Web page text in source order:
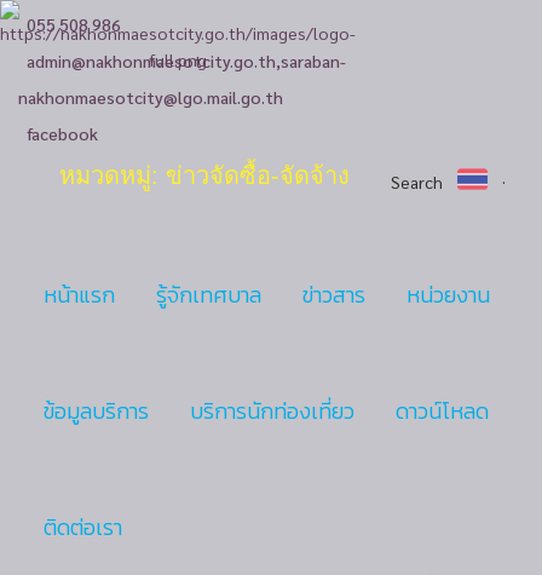
055 508 986
admin@nakhonmaesotcity.go.th,saraban-
nakhonmaesotcity@lgo.mail.go.th
facebook
Search
หน้าแรก รู้จักเทศบาล ข่าวสาร หน่วยงาน
ข้อมูลบริการ บริการนักท่องเที่ยว ดาวน์โหลด
ติดต่อเรา
หมวดหมู่: ข่าวจัดซื้อ-จัดจ้าง